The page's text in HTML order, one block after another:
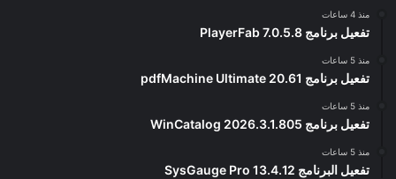
منذ 4 ساعات
تفعيل برنامج PlayerFab 7.0.5.8
منذ 5 ساعات
تفعيل برنامج pdfMachine Ultimate 20.61
منذ 5 ساعات
تفعيل برنامج WinCatalog 2026.3.1.805
منذ 5 ساعات
تفعيل البرنامج 13.4.12 SysGauge Pro